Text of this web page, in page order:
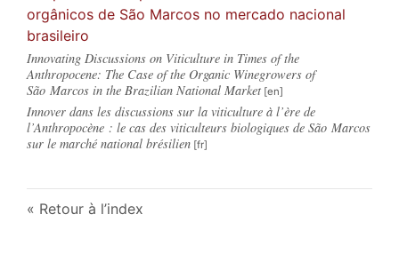
orgânicos de São Marcos no mercado nacional
brasileiro
Innovating Discussions on Viticulture in Times of the
Anthropocene: The Case of the Organic Winegrowers of
São Marcos in the Brazilian National Market
Innover dans les discussions sur la viticulture à l’ère de
l’Anthropocène : le cas des viticulteurs biologiques de São Marcos
sur le marché national brésilien
Retour à l’index